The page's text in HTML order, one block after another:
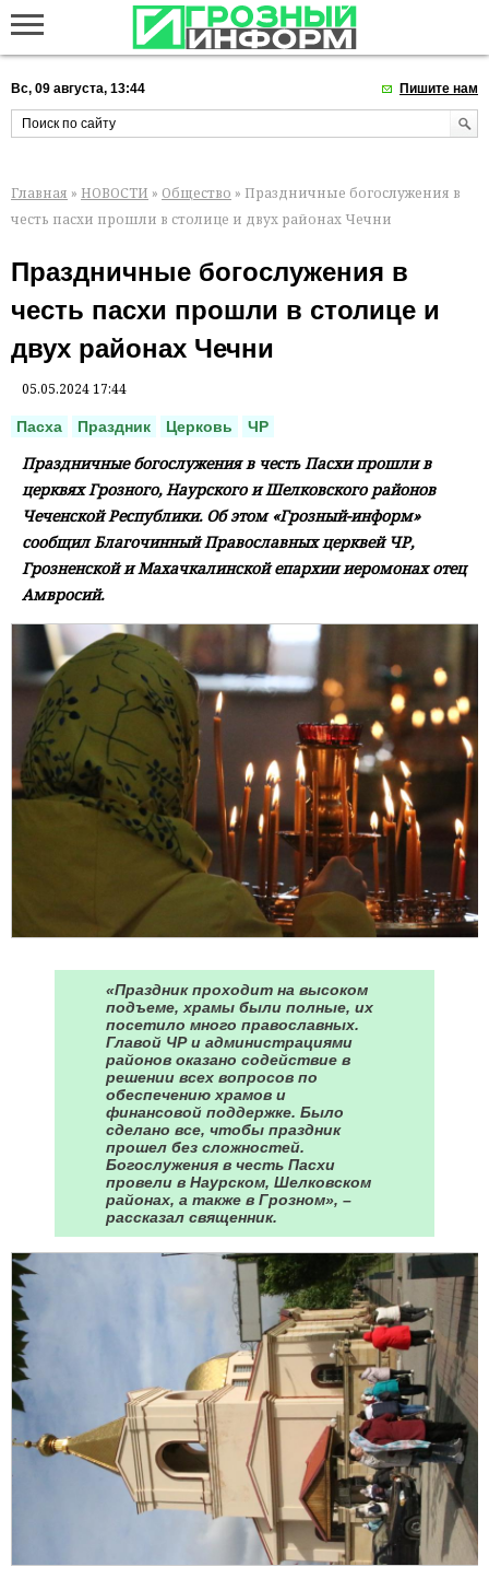
Вс, 09 августа, 13:44 Пишите нам
Главная » НОВОСТИ » Общество » Праздничные богослужения в
честь пасхи прошли в столице и двух районах Чечни
Праздничные богослужения в
честь пасхи прошли в столице и
двух районах Чечни
05.05.2024 17:44
Пасха Праздник Церковь ЧР
Праздничные богослужения в честь Пасхи прошли в
церквях Грозного, Наурского и Шелковского районов
Чеченской Республики. Об этом «Грозный-информ»
сообщил Благочинный Православных церквей ЧР,
Грозненской и Махачкалинской епархии иеромонах отец
Амвросий.
«Праздник проходит на высоком
подъеме, храмы были полные, их
посетило много православных.
Главой ЧР и администрациями
районов оказано содействие в
решении всех вопросов по
обеспечению храмов и
финансовой поддержке. Было
сделано все, чтобы праздник
прошел без сложностей.
Богослужения в честь Пасхи
провели в Наурском, Шелковском
районах, а также в Грозном», –
рассказал священник.